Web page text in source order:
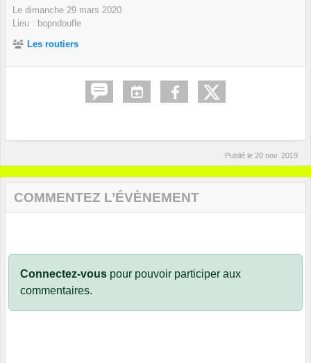
Le dimanche 29 mars 2020
Lieu : bopndoufle
Les routiers
Publié le 20 nov. 2019
COMMENTEZ L’ÉVÈNEMENT
Connectez-vous pour pouvoir participer aux
commentaires.